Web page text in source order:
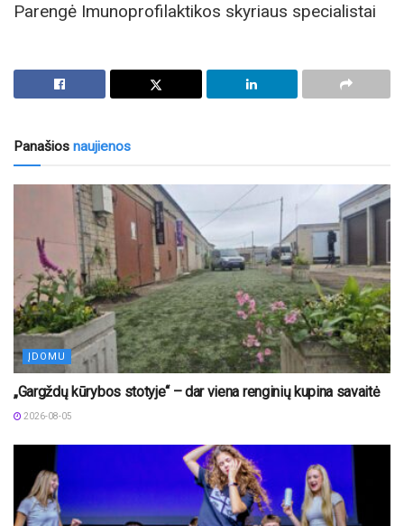
Parengė Imunoprofilaktikos skyriaus specialistai
Panašios naujienos
ĮDOMU
„Gargždų kūrybos stotyje“ – dar viena renginių kupina savaitė
2026-08-05